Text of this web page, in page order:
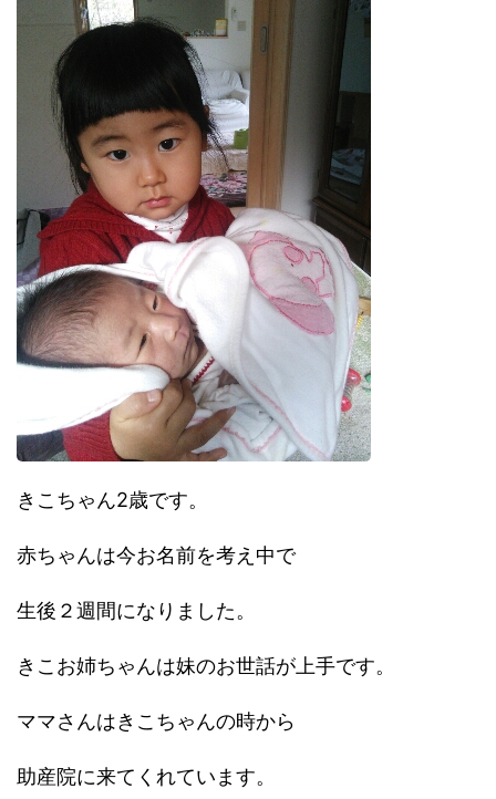
きこちゃん2歳です。
赤ちゃんは今お名前を考え中で
生後２週間になりました。
きこお姉ちゃんは妹のお世話が上手です。
ママさんはきこちゃんの時から
助産院に来てくれています。